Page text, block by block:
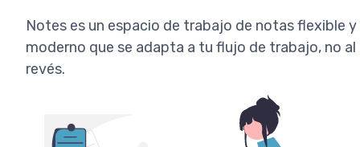
Notes es un espacio de trabajo de notas flexible y
moderno que se adapta a tu flujo de trabajo, no al
revés.